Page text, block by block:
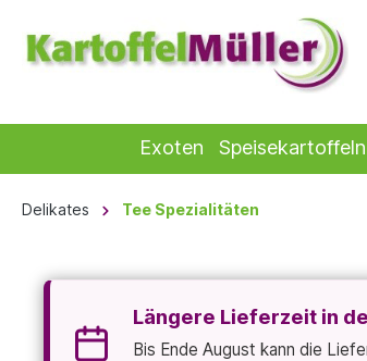
Exoten Speisekartoffeln
Delikates Tee Spezialitäten
Längere Lieferzeit in
Bis Ende August kann die